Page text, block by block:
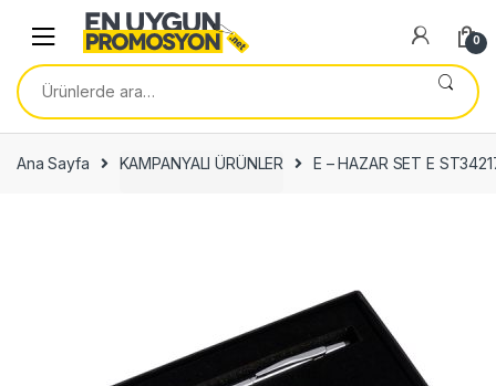
navigation
content
0
Ara:
Ana Sayfa KAMPANYALI ÜRÜNLER E – HAZAR SET E